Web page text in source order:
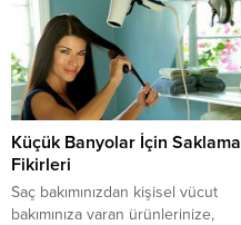
malzemelerinizi
saklayabileceğiniz ek alanlar
yaratır. Banyo duvarlarının bir
kısmını seramik kaplatıp, diğer
kısmını duvar boyasıyla
renklendirerek farklı bir görünüm
elde edebilirsiniz. Boş kalan
duvarlarınızı...
Küçük Banyolar İçin Saklama
Fikirleri
Saç bakımınızdan kişisel vücut
bakımınıza varan ürünlerinize,